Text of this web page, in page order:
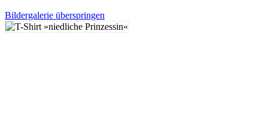
Bildergalerie überspringen